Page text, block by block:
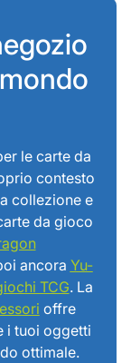
le carte da
contesto
collezione e
da gioco
ancora Yu-
TCG. La
offre
i tuoi oggetti
ottimale.